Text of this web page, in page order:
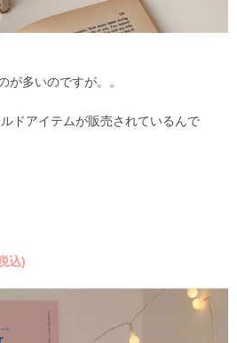
が多いのですが。。
ドアイテムが販売されているんで
込)